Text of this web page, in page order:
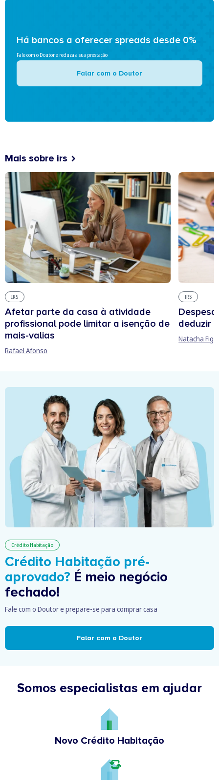
Há bancos a oferecer spreads desde 0%
Fale com o Doutor e reduza a sua prestação
Falar com o Doutor
Mais sobre irs
IRS
Afetar parte da casa à atividade
profissional pode limitar a isenção de
mais-valias
Rafael Afonso
IRS
deduzir
Natacha
Crédito Habitação
Crédito Habitação pré-
aprovado? É meio negócio
fechado!
Fale com o Doutor e prepare-se para comprar casa
Falar com o Doutor
Somos especialistas em ajudar
Novo Crédito Habitação